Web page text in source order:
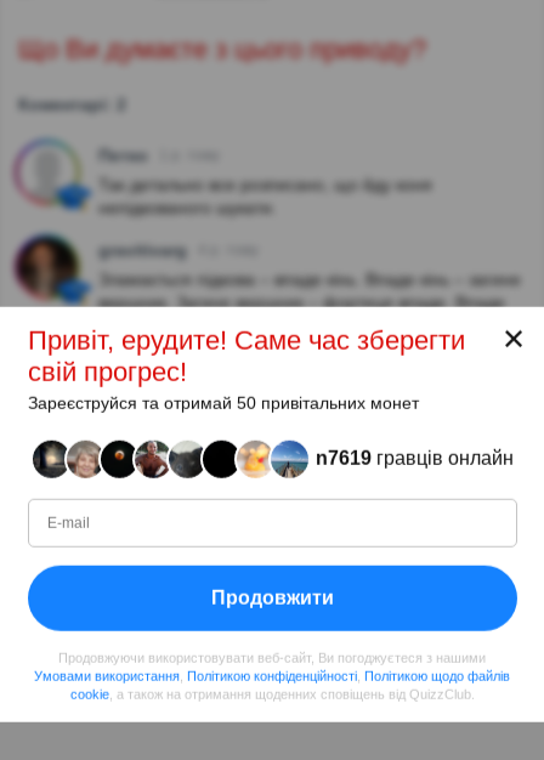
Що Ви думаєте з цього приводу?
Коментарі: 2
Петко
Так детально все розписано, що йду коня
непідкованого шукати.
gravitivarg
Зламається підкова – впаде кінь. Впаде кінь – загине
вершник. Загине вершник – фортеця впаде. Впаде
Автор:
Кристи
Автор (quizauthors.com)
Поділитисяу Facebook
✕
Привіт, ерудите! Саме час зберегти
свій прогрес!
Зареєструйся та отримай 50 привітальних монет
n7619 гравців онлайн
Продовжити
Продовжуючи використовувати веб-сайт, Ви погоджуєтеся з нашими
Умовами використання Політикою конфіденційності Політикою щодо файлів
cookie, а також на отримання щоденних сповіщень від QuizzClub.